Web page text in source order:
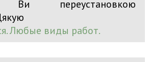
Ви переустановкою
Любые виды работ.